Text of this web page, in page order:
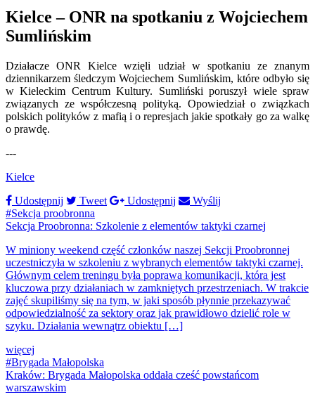
Kielce – ONR na spotkaniu z Wojciechem
Sumlińskim
Działacze ONR Kielce wzięli udział w spotkaniu ze znanym
dziennikarzem śledczym Wojciechem Sumlińskim, które odbyło się
w Kieleckim Centrum Kultury. Sumliński poruszył wiele spraw
związanych ze współczesną polityką. Opowiedział o związkach
polskich polityków z mafią i o represjach jakie spotkały go za walkę
o prawdę.
---
Kielce
Udostępnij
Tweet Udostępnij
Wyślij
#Sekcja proobronna
Sekcja Proobronna: Szkolenie z elementów taktyki czarnej
W miniony weekend część członków naszej Sekcji Proobronnej
uczestniczyła w szkoleniu z wybranych elementów taktyki czarnej.
Głównym celem treningu była poprawa komunikacji, która jest
kluczowa przy działaniach w zamkniętych przestrzeniach. W trakcie
zajęć skupiliśmy się na tym, w jaki sposób płynnie przekazywać
odpowiedzialność za sektory oraz jak prawidłowo dzielić role w
szyku. Działania wewnątrz obiektu […]
więcej
#Brygada Małopolska
Kraków: Brygada Małopolska oddała cześć powstańcom
warszawskim